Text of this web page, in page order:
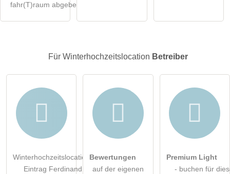
Hinweis:Bitte beachten Sie, öffentliche Fragen sind
Besucher sichtbar
.
fahr(T)raum abgeben
Für Winterhochzeitslocation Betreiber
Winterhochzeitslocation-
Eintrag Ferdinand
Bewertungen
auf der eigenen
Premium Light
- buchen für